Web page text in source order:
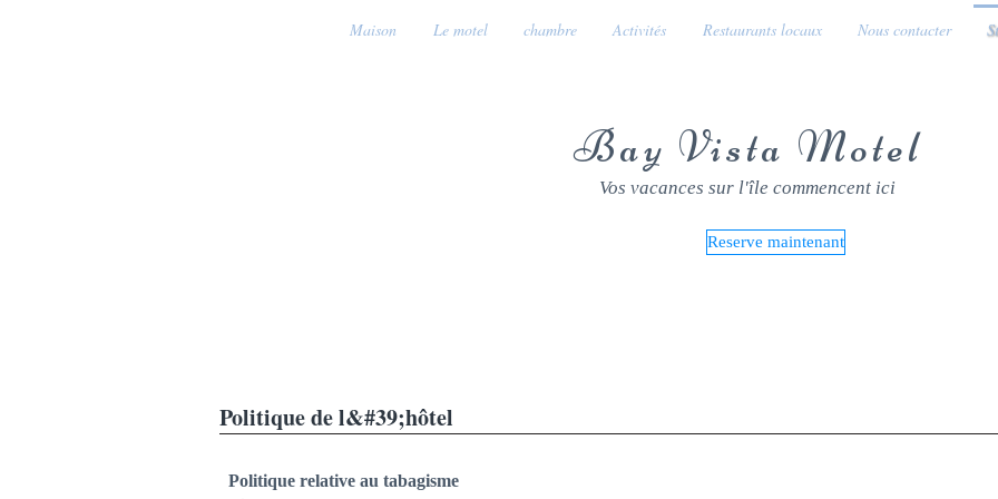
Maison Le motel chambre Activités Restaurants locaux Nous contacter
Bay Vista Motel
Vos vacances sur l'île commencent ici
Reserve maintenant
Politique de l&#39;hôtel
Politique relative au tabagisme